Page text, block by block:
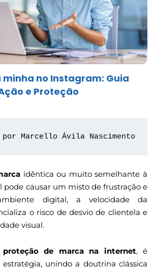
no Instagram: Guia
e Proteção
por Marcello Ávila Nascimento
idêntica ou muito semelhante à
pode causar um misto de frustração e
digital, a velocidade da
o risco de desvio de clientela e
visual.
proteção de marca na internet, é
unindo a doutrina clássica